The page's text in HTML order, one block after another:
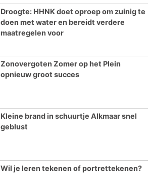
Droogte: HHNK doet oproep om zuinig te
doen met water en bereidt verdere
maatregelen voor
Zonovergoten Zomer op het Plein
opnieuw groot succes
Kleine brand in schuurtje Alkmaar snel
geblust
Wil je leren tekenen of portrettekenen?